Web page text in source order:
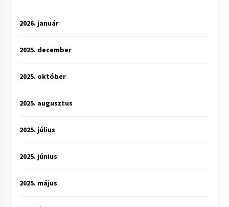
2026. január
2025. december
2025. október
2025. augusztus
2025. július
2025. június
2025. május